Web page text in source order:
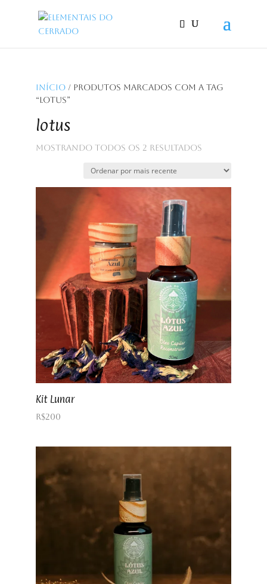
Início/ Produtos marcados com a tag
“lotus”
lotus
Mostrando todos os 2 resultadosClassificado
Kit Lunar
R$200